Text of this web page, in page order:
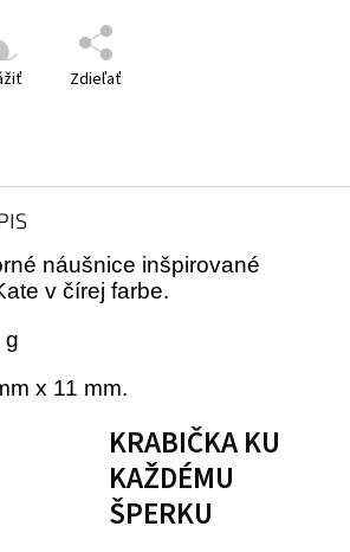
Zdieľať
náušnice inšpirované
v čírej farbe.
g
x 11 mm.
KRABIČKA KU
KAŽDÉMU
ŠPERKU